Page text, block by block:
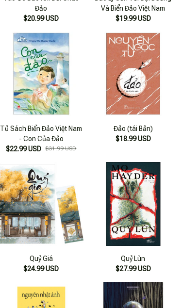
Đảo
$20.99 USD
Và Biển Đảo Việt Nam
$19.99 USD
Tủ Sách Biển Đảo Việt Nam
- Con Của Đảo
$22.99 USD
$31.99 USD
Đảo (tái Bản)
$18.99 USD
Quỷ Giá
$24.99 USD
Quỷ Lùn
$27.99 USD